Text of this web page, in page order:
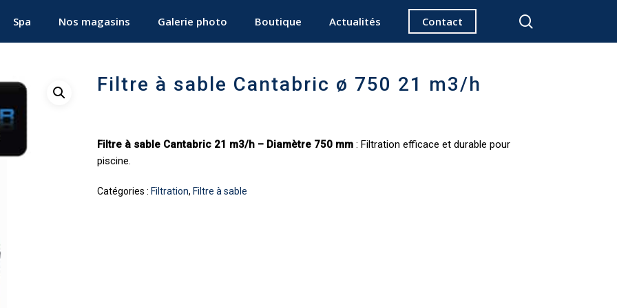
Spa Nos magasins Galerie photo Boutique Actualités Contact
Filtre à sable Cantabric ø 750 21 m3/h
Filtre à sable Cantabric 21 m3/h – Diamètre 750 mm : Filtration efficace et durable pour
piscine.
Catégories :Filtration,Filtre à sable